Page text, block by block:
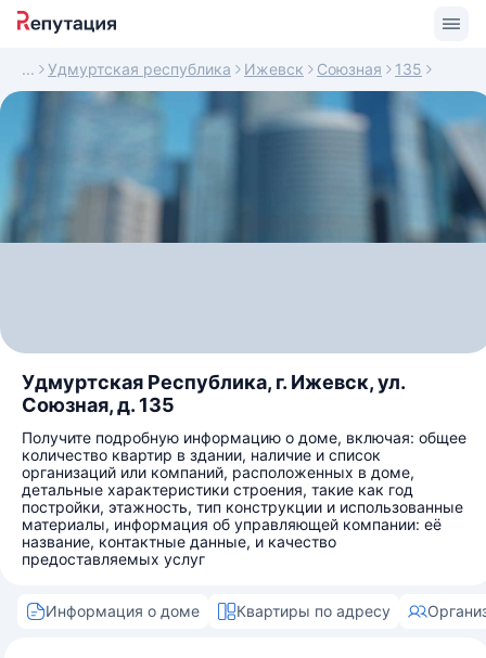
Удмуртская республика Ижевск Союзная 135
Удмуртская Республика, г. Ижевск, ул.
Союзная, д. 135
Получите подробную информацию о доме, включая: общее
количество квартир в здании, наличие и список
организаций или компаний, расположенных в доме,
детальные характеристики строения, такие как год
постройки, этажность, тип конструкции и использованные
материалы, информация об управляющей компании: её
название, контактные данные, и качество
предоставляемых услуг
Информация о доме Квартиры по адресу